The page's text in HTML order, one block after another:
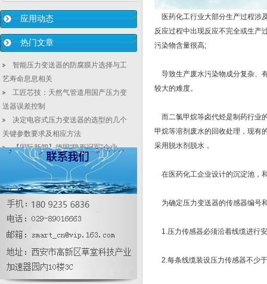
应用动态
热门文章
智能压力变送器的防腐膜片选择与工
艺寿命息息相关
工匠芯技：天然气管道用国产压力变
送器误差控制
决定电容式压力变送器的选型的几个
关键参数要求及相应方法
【国际新闻】德国“隐形冠军”企业
VEGA的创新之路
薄膜推力传感器研究目标、主要技术
指标及研究内容
【数显精密磁致伸缩液位计】硫封罐
体精密工控设计应用
关于电磁流量计安装要求的注意事项
度有机废水处理-流量计维修
医药化工行业大部分生产过程涉
反应过程中出现反应不完全或生产
污染物含量很高;
导致生产废水污染物成分复杂、
较大的难度。
而二氯甲烷等卤代烃是制药行业
甲烷等溶剂废水的回收处理，现有
采用脱水剂脱水，
在医药化工企业设计的沉淀池，
为确定压力变送器的传感器编号
1.压力传感器必须沿着线缆进行
2.每条线缆装设压力传感器不少